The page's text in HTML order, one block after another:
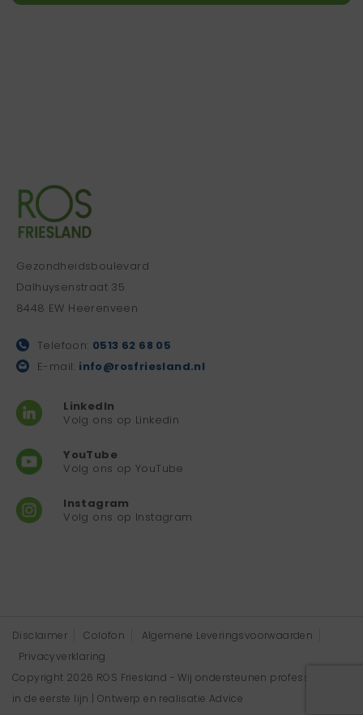
Gezondheidsboulevard
Dalhuysenstraat 35
8448 EW Heerenveen
Telefoon: 0513 62 68 05
E-mail: info@rosfriesland.nl
LinkedIn
Volg ons op Linkedin
YouTube
Volg ons op YouTube
Instagram
Volg ons op Instagram
Disclaimer Colofon
Algemene Leveringsvoorwaarden
Privacyverklaring
Copyright 2026 ROS Friesland - Wij ondersteunen professionals
in de eerste lijn | Ontwerp en realisatie Advice